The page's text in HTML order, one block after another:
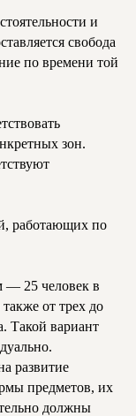
и
свобода
по времени той
зон.
работающих по
— 25 человек в
от трех до
Такой вариант
развитие
предметов, их
должны